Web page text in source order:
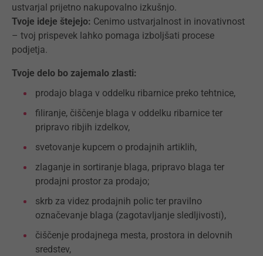
ustvarjal prijetno nakupovalno izkušnjo.
Tvoje ideje štejejo: Cenimo ustvarjalnost in inovativnost
– tvoj prispevek lahko pomaga izboljšati procese
podjetja.
Tvoje delo bo zajemalo zlasti:
prodajo blaga v oddelku ribarnice preko tehtnice,
filiranje, čiščenje blaga v oddelku ribarnice ter
pripravo ribjih izdelkov,
svetovanje kupcem o prodajnih artiklih,
zlaganje in sortiranje blaga, pripravo blaga ter
prodajni prostor za prodajo;
skrb za videz prodajnih polic ter pravilno
označevanje blaga (zagotavljanje sledljivosti),
čiščenje prodajnega mesta, prostora in delovnih
sredstev,